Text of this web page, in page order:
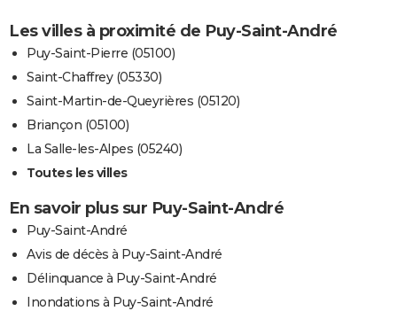
Les villes à proximité de Puy-Saint-André
Puy-Saint-Pierre (05100)
Saint-Chaffrey (05330)
Saint-Martin-de-Queyrières (05120)
Briançon (05100)
La Salle-les-Alpes (05240)
Toutes les villes
En savoir plus sur Puy-Saint-André
Puy-Saint-André
Avis de décès à Puy-Saint-André
Délinquance à Puy-Saint-André
Inondations à Puy-Saint-André